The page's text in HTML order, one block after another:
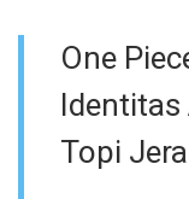
One
Identitas
Topi